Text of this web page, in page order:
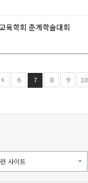
육학회 춘계학술대회
6 7 8 9 10
사이트